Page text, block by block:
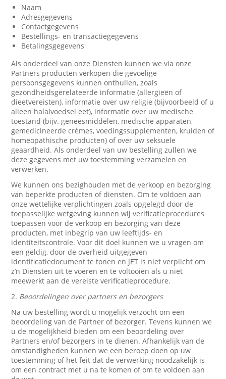
Naam
Adresgegevens
Contactgegevens
Bestellings- en transactiegegevens
Betalingsgegevens
Als onderdeel van onze Diensten kunnen we via onze
Partners producten verkopen die gevoelige
persoonsgegevens kunnen onthullen, zoals
gezondheidsgerelateerde informatie (allergieën of
dieetvereisten), informatie over uw religie (bijvoorbeeld of u
alleen halalvoedsel eet), informatie over uw medische
toestand (bijv. geneesmiddelen, medische apparaten,
gemedicineerde crèmes, voedingssupplementen, kruiden of
homeopathische producten) of over uw seksuele
geaardheid. Als onderdeel van uw bestelling zullen we
deze gegevens met uw toestemming verzamelen en
verwerken.
We kunnen ons bezighouden met de verkoop en bezorging
van beperkte producten of diensten. Om te voldoen aan
onze wettelijke verplichtingen zoals opgelegd door de
toepasselijke wetgeving kunnen wij verificatieprocedures
toepassen voor de verkoop en bezorging van deze
producten, met inbegrip van uw leeftijds- en
identiteitscontrole. Voor dit doel kunnen we u vragen om
een geldig, door de overheid uitgegeven
identificatiedocument te tonen en JET is niet verplicht om
z’n Diensten uit te voeren en te voltooien als u niet
meewerkt aan de vereiste verificatieprocedure.
2. Beoordelingen over partners en bezorgers
Na uw bestelling wordt u mogelijk verzocht om een
beoordeling van de Partner of bezorger. Tevens kunnen we
u de mogelijkheid bieden om een beoordeling over
Partners en/of bezorgers in te dienen. Afhankelijk van de
omstandigheden kunnen we een beroep doen op uw
toestemming of het feit dat de verwerking noodzakelijk is
om een contract met u na te komen of om te voldoen aan